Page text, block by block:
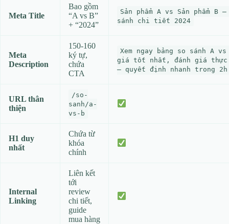
Meta Title
Bao gồm
“A vs B”
+ “2024”
Sản phẩm A vs Sản phẩm B –
sánh chi tiết 2024
Meta
Description
150‑160
ký tự,
chứa
CTA
Xem ngay bảng so sánh A
giá tốt nhất, đánh giá
– quyết định nhanh trong
URL thân
thiện
/so-
sanh/a-
vs-b
H1 duy
nhất
Chứa từ
khóa
chính
Internal
Linking
Liên kết
tới
review
chi tiết,
guide
mua hàng